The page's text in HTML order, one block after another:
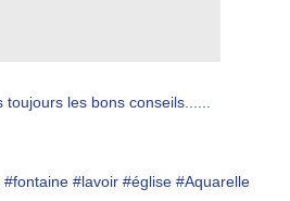
#fontaine #lavoir #église #Aquarelle